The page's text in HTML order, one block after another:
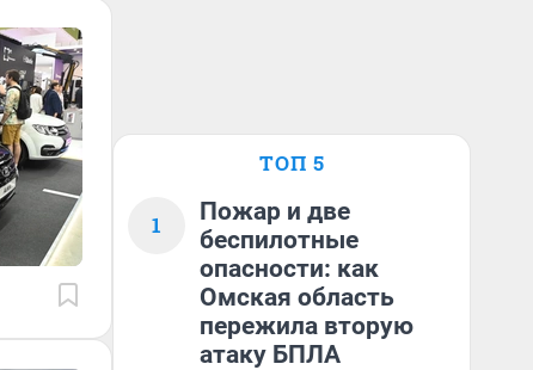
ТОП 5
1
Пожар и две
беспилотные
опасности: как
Омская область
пережила вторую
атаку БПЛА